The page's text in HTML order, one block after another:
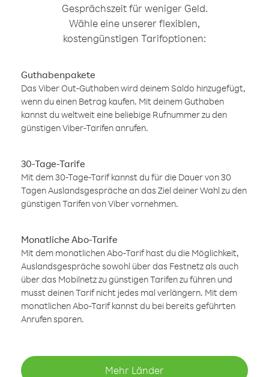
Gesprächszeit für weniger Geld.
Wähle eine unserer flexiblen,
kostengünstigen Tarifoptionen:
Guthabenpakete
Das Viber Out-Guthaben wird deinem Saldo hinzugefügt,
wenn du einen Betrag kaufen. Mit deinem Guthaben
kannst du weltweit eine beliebige Rufnummer zu den
günstigen Viber-Tarifen anrufen.
30-Tage-Tarife
Mit dem 30-Tage-Tarif kannst du für die Dauer von 30
Tagen Auslandsgespräche an das Ziel deiner Wahl zu den
günstigen Tarifen von Viber vornehmen.
Monatliche Abo-Tarife
Mit dem monatlichen Abo-Tarif hast du die Möglichkeit,
Auslandsgespräche sowohl über das Festnetz als auch
über das Mobilnetz zu günstigen Tarifen zu führen und
musst deinen Tarif nicht jedes mal verlängern. Mit dem
monatlichen Abo-Tarif kannst du bei bereits geführten
Anrufen sparen.
Mehr Länder